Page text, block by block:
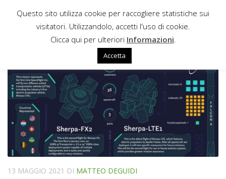
Sotto il contenuto
ASTROCAST
13 MAGGIO 2021 DI MATTEO DEGUIDI
Questo sito utilizza cookie per raccogliere statistiche sui
visitatori. Utilizzandolo, accetti l'uso di cookie.
Clicca qui per ulteriori Informazioni
Accetta